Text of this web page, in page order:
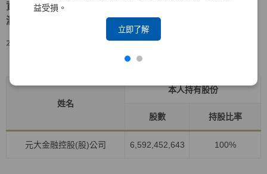
益受損。
立即了解
資大眾提供最完善、最周全之服務，並為客戶帶來更大的利
潤及保障 。
本人持有股份
持股比例占前十名之股東資料
姓名
本人持有股份
股數 持股比率
元大金融控股(股)公司 6,592,452,643 100%